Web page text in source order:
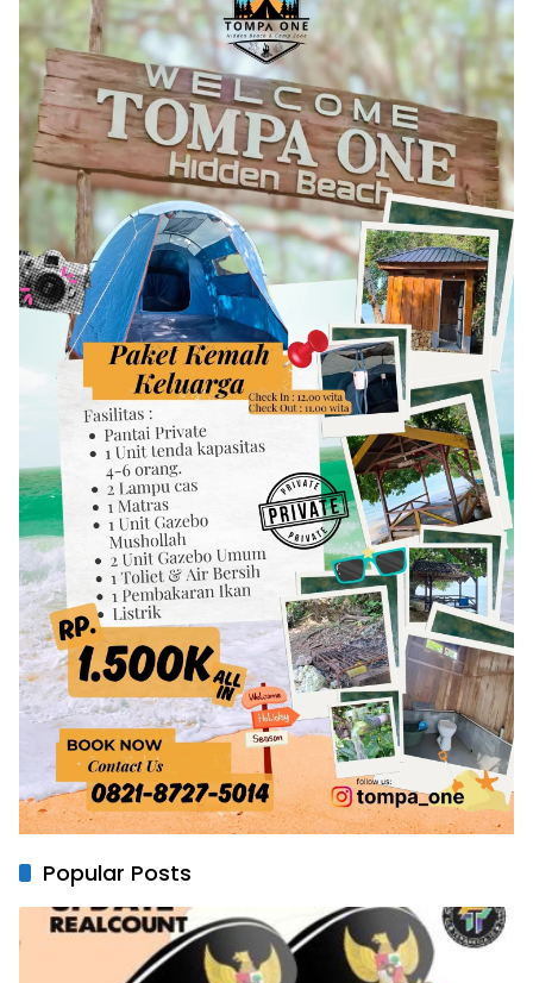
Popular Posts